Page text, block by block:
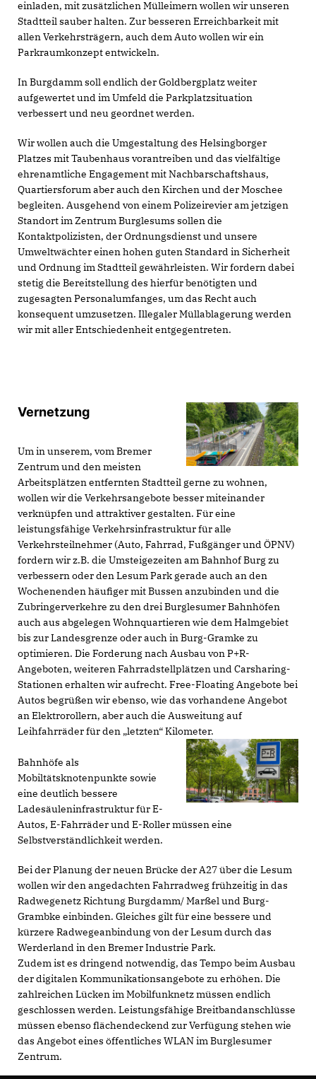
einladen, mit zusätzlichen Mülleimern wollen wir unseren
Stadtteil sauber halten. Zur besseren Erreichbarkeit mit
allen Verkehrsträgern, auch dem Auto wollen wir ein
Parkraumkonzept entwickeln.
In Burgdamm soll endlich der Goldbergplatz weiter
aufgewertet und im Umfeld die Parkplatzsituation
verbessert und neu geordnet werden.
Wir wollen auch die Umgestaltung des Helsingborger
Platzes mit Taubenhaus vorantreiben und das vielfältige
ehrenamtliche Engagement mit Nachbarschaftshaus,
Quartiersforum aber auch den Kirchen und der Moschee
begleiten. Ausgehend von einem Polizeirevier am jetzigen
Standort im Zentrum Burglesums sollen die
Kontaktpolizisten, der Ordnungsdienst und unsere
Umweltwächter einen hohen guten Standard in Sicherheit
und Ordnung im Stadtteil gewährleisten. Wir fordern dabei
stetig die Bereitstellung des hierfür benötigten und
zugesagten Personalumfanges, um das Recht auch
konsequent umzusetzen. Illegaler Müllablagerung werden
wir mit aller Entschiedenheit entgegentreten.
Vernetzung
Um in unserem, vom Bremer
Zentrum und den meisten
Arbeitsplätzen entfernten Stadtteil gerne zu wohnen,
wollen wir die Verkehrsangebote besser miteinander
verknüpfen und attraktiver gestalten. Für eine
leistungsfähige Verkehrsinfrastruktur für alle
Verkehrsteilnehmer (Auto, Fahrrad, Fußgänger und ÖPNV)
fordern wir z.B. die Umsteigezeiten am Bahnhof Burg zu
verbessern oder den Lesum Park gerade auch an den
Wochenenden häufiger mit Bussen anzubinden und die
Zubringerverkehre zu den drei Burglesumer Bahnhöfen
auch aus abgelegen Wohnquartieren wie dem Halmgebiet
bis zur Landesgrenze oder auch in Burg-Gramke zu
optimieren. Die Forderung nach Ausbau von P+R-
Angeboten, weiteren Fahrradstellplätzen und Carsharing-
Stationen erhalten wir aufrecht. Free-Floating Angebote bei
Autos begrüßen wir ebenso, wie das vorhandene Angebot
an Elektrorollern, aber auch die Ausweitung auf
Leihfahrräder für den „letzten“ Kilometer.
Bahnhöfe als
Mobiltätsknotenpunkte sowie
eine deutlich bessere
Ladesäuleninfrastruktur für E-
Autos, E-Fahrräder und E-Roller müssen eine
Selbstverständlichkeit werden.
Bei der Planung der neuen Brücke der A27 über die Lesum
wollen wir den angedachten Fahrradweg frühzeitig in das
Radwegenetz Richtung Burgdamm/ Marßel und Burg-
Grambke einbinden. Gleiches gilt für eine bessere und
kürzere Radwegeanbindung von der Lesum durch das
Werderland in den Bremer Industrie Park.
Zudem ist es dringend notwendig, das Tempo beim Ausbau
der digitalen Kommunikationsangebote zu erhöhen. Die
zahlreichen Lücken im Mobilfunknetz müssen endlich
geschlossen werden. Leistungsfähige Breitbandanschlüsse
müssen ebenso flächendeckend zur Verfügung stehen wie
das Angebot eines öffentliches WLAN im Burglesumer
Zentrum.